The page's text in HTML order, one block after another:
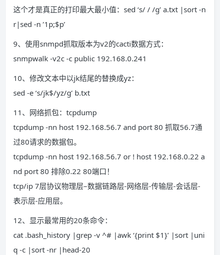
这个才是真正的打印最大最小值：sed ‘s/ / /g’ a.txt |sort -n
r|sed -n ’1p;$p’
9、使用snmpd抓取版本为v2的cacti数据方式：
snmpwalk -v2c -c public 192.168.0.241
10、修改文本中以jk结尾的替换成yz：
sed -e ‘s/jk$/yz/g’ b.txt
11、网络抓包：tcpdump
tcpdump -nn host 192.168.56.7 and port 80 抓取56.7通
过80请求的数据包。
tcpdump -nn host 192.168.56.7 or ! host 192.168.0.22 a
nd port 80 排除0.22 80端口！
tcp/ip 7层协议物理层–数据链路层-网络层-传输层-会话层-
表示层-应用层。
12、显示最常用的20条命令：
cat .bash_history |grep -v ^# |awk ‘{print $1}’ |sort |uni
q -c |sort -nr |head-20